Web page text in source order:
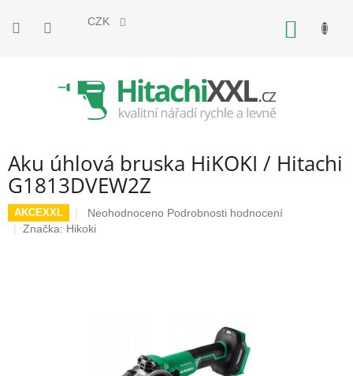
obsah
CZK
Aku úhlová bruska HiKOKI / Hitachi
G1813DVEW2Z
AKCEXXL
Průměrné
hodnocení
Neohodnoceno Podrobnosti hodnocení
Značka: Hikoki